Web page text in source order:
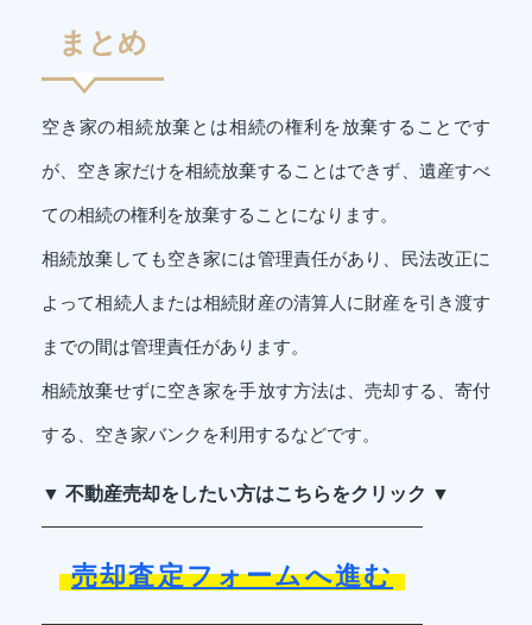
まとめ
空き家の相続放棄とは相続の権利を放棄することです
が、空き家だけを相続放棄することはできず、遺産すべ
ての相続の権利を放棄することになります。
相続放棄しても空き家には管理責任があり、民法改正に
よって相続人または相続財産の清算人に財産を引き渡す
までの間は管理責任があります。
相続放棄せずに空き家を手放す方法は、売却する、寄付
する、空き家バンクを利用するなどです。
▼ 不動産売却をしたい方はこちらをクリック ▼
売却査定フォームへ進む